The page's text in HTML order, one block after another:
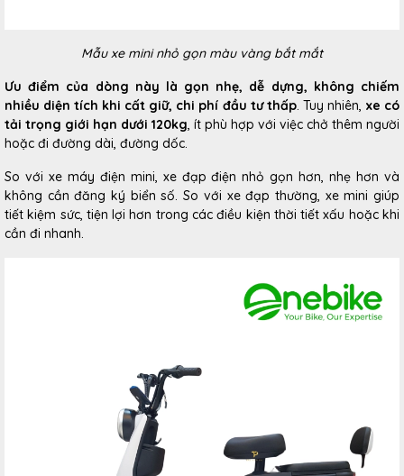
Mẫu xe mini nhỏ gọn màu vàng bắt mắt
Ưu điểm của dòng này là gọn nhẹ, dễ dựng, không chiếm
nhiều diện tích khi cất giữ, chi phí đầu tư thấp. Tuy nhiên, xe có
tải trọng giới hạn dưới 120kg, ít phù hợp với việc chở thêm người
hoặc đi đường dài, đường dốc.
So với xe máy điện mini, xe đạp điện nhỏ gọn hơn, nhẹ hơn và
không cần đăng ký biển số. So với xe đạp thường, xe mini giúp
tiết kiệm sức, tiện lợi hơn trong các điều kiện thời tiết xấu hoặc khi
cần đi nhanh.